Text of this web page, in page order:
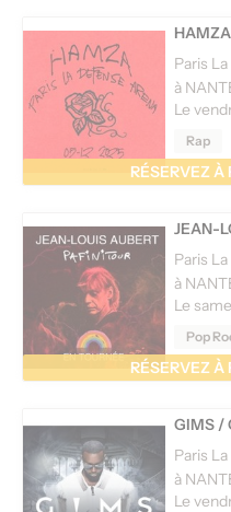
HAMZA
Paris
à
Le
Rap
RÉSERVEZ À
JEAN-
Paris
à
Le
Pop
RÉSERVEZ
GIMS /
Paris
à
Le